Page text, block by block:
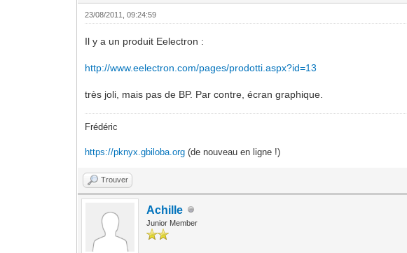
23/08/2011, 09:24:59
Il y a un produit Eelectron :
http://www.eelectron.com/pages/prodotti.aspx?id=13
très joli, mais pas de BP. Par contre, écran graphique.
Frédéric
https://pknyx.gbiloba.org (de nouveau en ligne !)
Trouver
Achille
Junior Member